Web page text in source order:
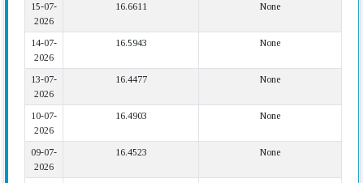
15-07-
2026
16.6611 None
14-07-
2026
16.5943 None
13-07-
2026
16.4477 None
10-07-
2026
16.4903 None
09-07-
2026
16.4523 None